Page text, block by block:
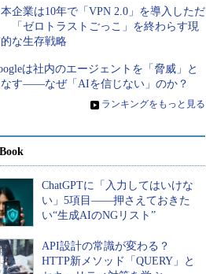
企業は10年で「VPN 2.0」を導入しただ
「ゼロトラストごっこ」を終わらす現
な生存戦略
は社内のエージェントを「脅威」と
す――なぜ「AIを信じない」のか？
» ランキングをもっと見る
ChatGPTに「入力してはいけな
い」5項目――押さえておきた
い“生成AIのNGリスト”
API設計の常識が変わる？
HTTP新メソッド「QUERY」と